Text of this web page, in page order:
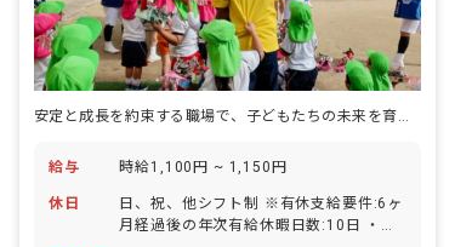
安定と成長を約束する職場で、子どもたちの未来を育もう
給与 時給1,100円 ~ 1,150円
休日
日、祝、他シフト制 ※有休支給要件:6ヶ
月経過後の年次有給休暇日数:10日 ・年